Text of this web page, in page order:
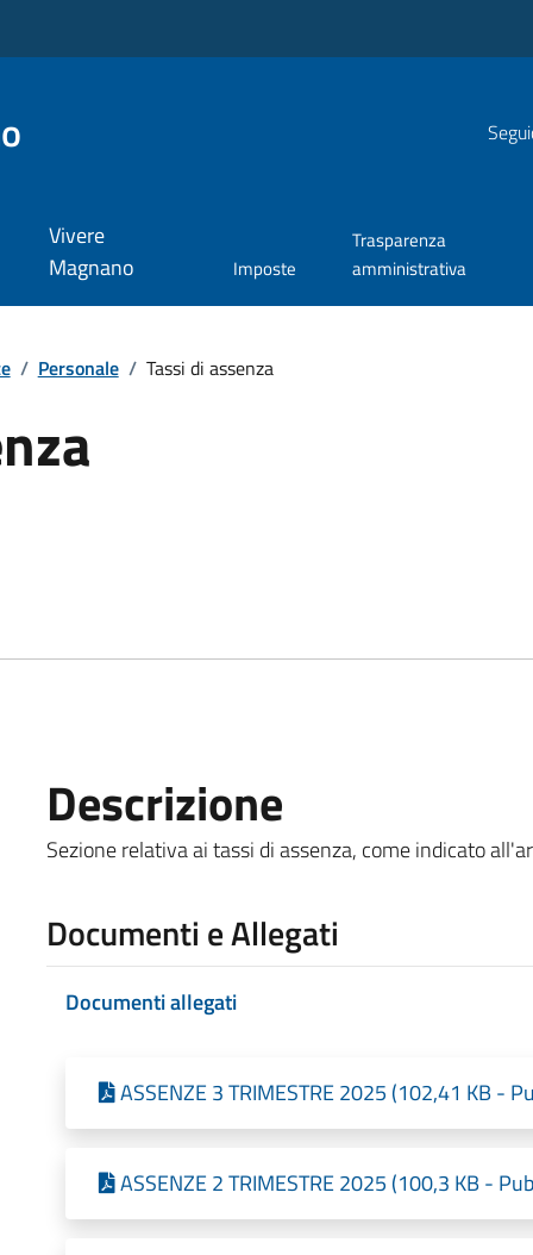
Vivere
Magnano
Imposte
Trasparenza
amministrativa
/ Personale / Tassi di assenza
Descrizione
Sezione relativa ai tassi di assenza, come indicato
Documenti e Allegati
Documenti allegati
ASSENZE 3 TRIMESTRE 2025 (102,41 KB -
ASSENZE 2 TRIMESTRE 2025 (100,3 KB -